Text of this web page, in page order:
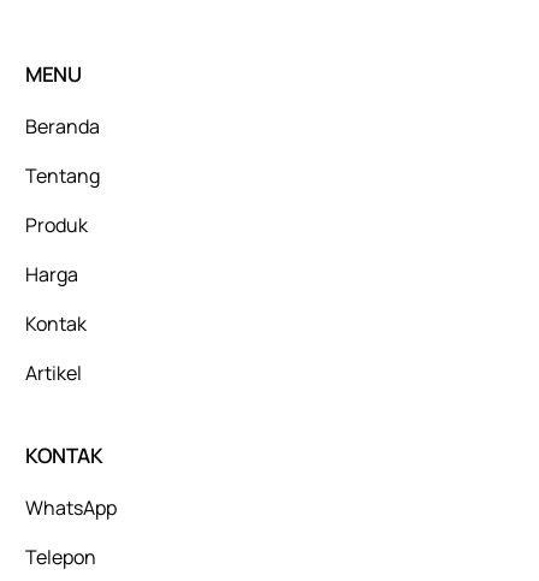
MENU
Beranda
Tentang
Produk
Harga
Kontak
Artikel
KONTAK
WhatsApp
Telepon